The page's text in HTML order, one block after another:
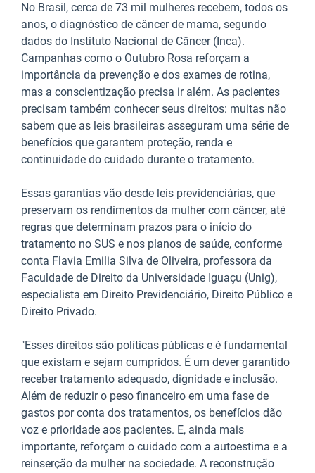
No Brasil, cerca de 73 mil mulheres recebem, todos os
anos, o diagnóstico de câncer de mama, segundo
dados do Instituto Nacional de Câncer (Inca).
Campanhas como o Outubro Rosa reforçam a
importância da prevenção e dos exames de rotina,
mas a conscientização precisa ir além. As pacientes
precisam também conhecer seus direitos: muitas não
sabem que as leis brasileiras asseguram uma série de
benefícios que garantem proteção, renda e
continuidade do cuidado durante o tratamento.
Essas garantias vão desde leis previdenciárias, que
preservam os rendimentos da mulher com câncer, até
regras que determinam prazos para o início do
tratamento no SUS e nos planos de saúde, conforme
conta Flavia Emilia Silva de Oliveira, professora da
Faculdade de Direito da Universidade Iguaçu (Unig),
especialista em Direito Previdenciário, Direito Público e
Direito Privado.
"Esses direitos são políticas públicas e é fundamental
que existam e sejam cumpridos. É um dever garantido
receber tratamento adequado, dignidade e inclusão.
Além de reduzir o peso financeiro em uma fase de
gastos por conta dos tratamentos, os benefícios dão
voz e prioridade aos pacientes. E, ainda mais
importante, reforçam o cuidado com a autoestima e a
reinserção da mulher na sociedade. A reconstrução